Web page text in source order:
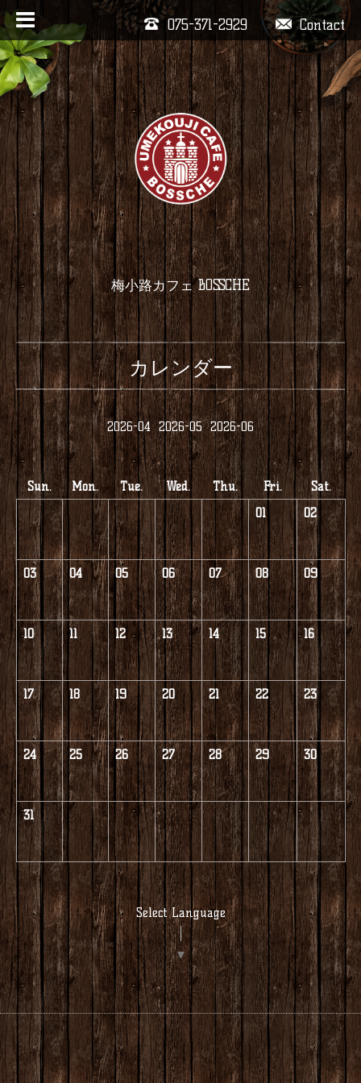
Contact
075-371-2929
梅小路カフェ BOSSCHE
カレンダー
2026-042026-052026-06
Sun. Mon. Tue. Wed. Thu. Fri.
Sat.
01
02
03 04 05 06 07 08 09
10 11 12 13 14 15 16
17 18 19 20 21 22 23
24 25 26 27 28 29 30
31
Select Language
▼